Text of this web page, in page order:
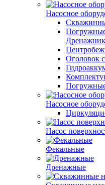
Насосное
Дренажник
Оголовок
Насосное
Насос
Фекальные
Дренажные